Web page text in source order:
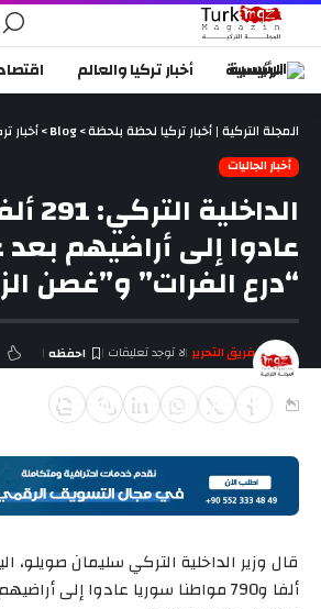
الرئيسية أخبار تركيا والعالم
المجلة التركية | أخبار تركيا لحظة بلحظة>
Blog
>أخبار
أخبار الجاليات
عادوا إلى أراضيهم
“درع الفرات” و”غصن
آخر تحديث ديسمبر 22, 2018 8:02 م
فريق التحرير لا توجد تعليقات
ألفا و790 مواطنا سوريا عادوا إلى